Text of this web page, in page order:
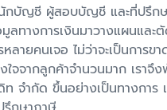
นักบัญชี ผู้สอบบัญชี และที่ปรึ
ลทางการเงินมาวางแผนและ
ายคนเจอ ไม่ว่าจะเป็นการ
จจากลูกค้าจำนวนมาก เราจึ
ำกัด ขึ้นอย่างเป็นทางการ เ